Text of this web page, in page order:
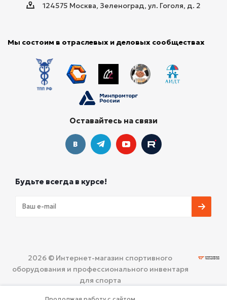
124575 Москва, Зеленоград, ул. Гоголя, д. 2
Мы состоим в отраслевых и деловых сообществах
Оставайтесь на связи
Будьте всегда в курсе!
2026 © Интернет-магазин спортивного
оборудования и профессионального инвентаря
для спорта